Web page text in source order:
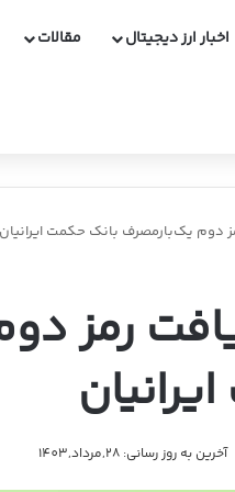
اخبار ارز دیجیتال مقالات
دوم یک‌بارمصرف بانک حکمت ایرانیان
رمز
آخرین به روز رسانی: 28,مرداد,1403